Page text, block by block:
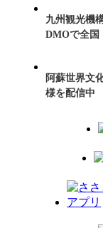
九州観光機
DMOで全国
阿蘇世界文
様を配信中